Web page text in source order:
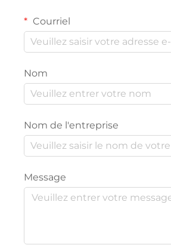
Courriel
Nom
Nom de l'entreprise
Message